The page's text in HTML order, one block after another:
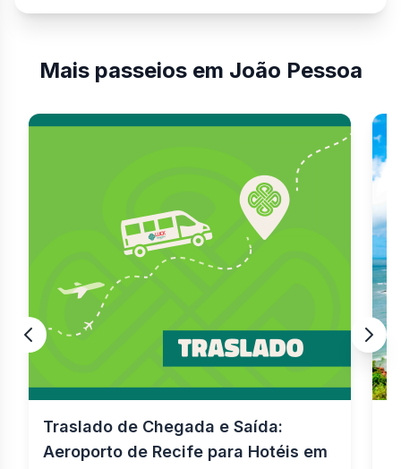
Mais passeios em João Pessoa
Traslado de Chegada e Saída:
Aeroporto de Recife para Hotéis em